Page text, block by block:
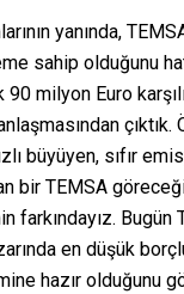
yanında,
sahip olduğunu
90 milyon Euro
büyüyen, sıfır
bir TEMSA
farkındayız.
en düşük
hazır olduğunu